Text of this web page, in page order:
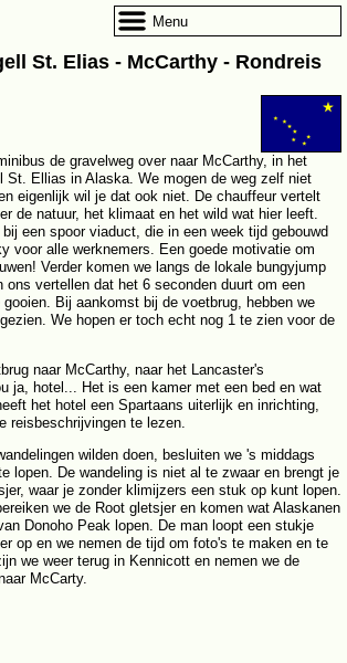
St. Elias - McCarthy - Rondreis
de gravelweg over naar McCarthy, in het
St. Ellias in Alaska. We mogen de weg zelf niet
eigenlijk wil je dat ook niet. De chauffeur vertelt
de natuur, het klimaat en het wild wat hier leeft.
een spoor viaduct, die in een week tijd gebouwd
voor alle werknemers. Een goede motivatie om
Verder komen we langs de lokale bungyjump
ons vertellen dat het 6 seconden duurt om een
Bij aankomst bij de voetbrug, hebben we
We hopen er toch echt nog 1 te zien voor de
naar McCarthy, naar het Lancaster's
ja, hotel... Het is een kamer met een bed en wat
het hotel een Spartaans uiterlijk en inrichting,
reisbeschrijvingen te lezen.
wilden doen, besluiten we 's middags
lopen. De wandeling is niet al te zwaar en brengt je
waar je zonder klimijzers een stuk op kunt lopen.
we de Root gletsjer en komen wat Alaskanen
Donoho Peak lopen. De man loopt een stukje
op en we nemen de tijd om foto's te maken en te
we weer terug in Kennicott en nemen we de
McCarty.
Menu